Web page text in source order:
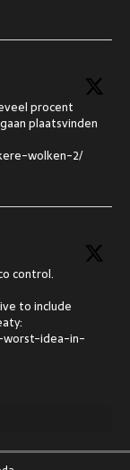
procent
plaatsvinden
wolken-2/
control.
to include
worst-idea-in-